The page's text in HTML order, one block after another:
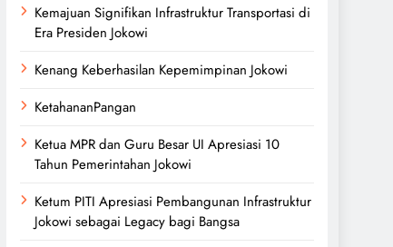
Kemajuan Signifikan Infrastruktur Transportasi di
Era Presiden Jokowi
Kenang Keberhasilan Kepemimpinan Jokowi
KetahananPangan
Ketua MPR dan Guru Besar UI Apresiasi 10
Tahun Pemerintahan Jokowi
Ketum PITI Apresiasi Pembangunan Infrastruktur
Jokowi sebagai Legacy bagi Bangsa